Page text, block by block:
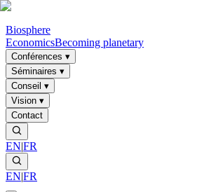
Biosphere
EconomicsBecoming planetary
Conférences ▾
Séminaires ▾
Conseil ▾
Vision ▾
Contact
EN|FR
EN|FR